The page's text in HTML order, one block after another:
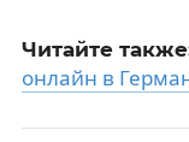
Читайте
онлайн в